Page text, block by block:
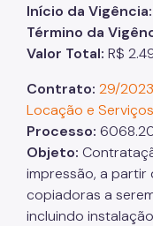
Início da Vigência:
Término da
Valor Total: R$
Contrato: 29/
Locação e Serviços
Processo:
Objeto:
impressão, a partir
copiadoras a
incluindo